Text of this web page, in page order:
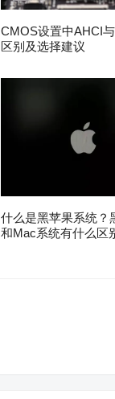
CMOS设置中AHCI
区别及选择建议
什么是黑苹果系统？
和Mac系统有什么区